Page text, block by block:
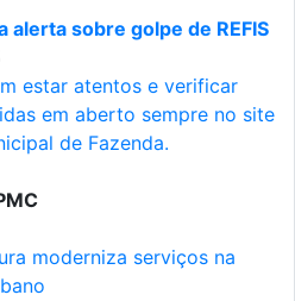
alerta sobre golpe de REFIS
estar atentos e verificar
em aberto sempre no site
de Fazenda.
moderniza serviços na